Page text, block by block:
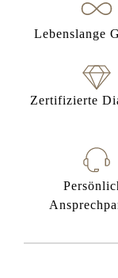
Lebenslange
Zertifizierte